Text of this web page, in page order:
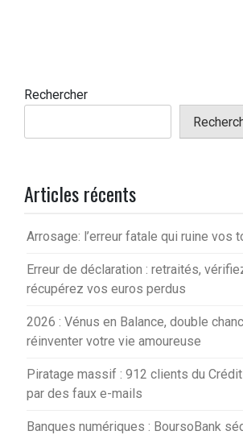
Rechercher
Articles récents
Arrosage: l’erreur fatale qui ruine vos
Erreur de déclaration : retraités,
récupérez vos euros perdus
2026 : Vénus en Balance, double
réinventer votre vie amoureuse
Piratage massif : 912 clients du
par des faux e-mails
Banques numériques : BoursoBank